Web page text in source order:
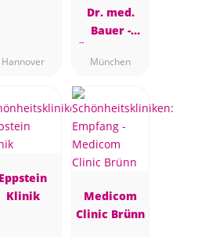
Hannover
Dr. med.
Bauer -
Ästhetische
Brustchirur
München
Eppstein
Klinik
Medicom
Clinic Brünn